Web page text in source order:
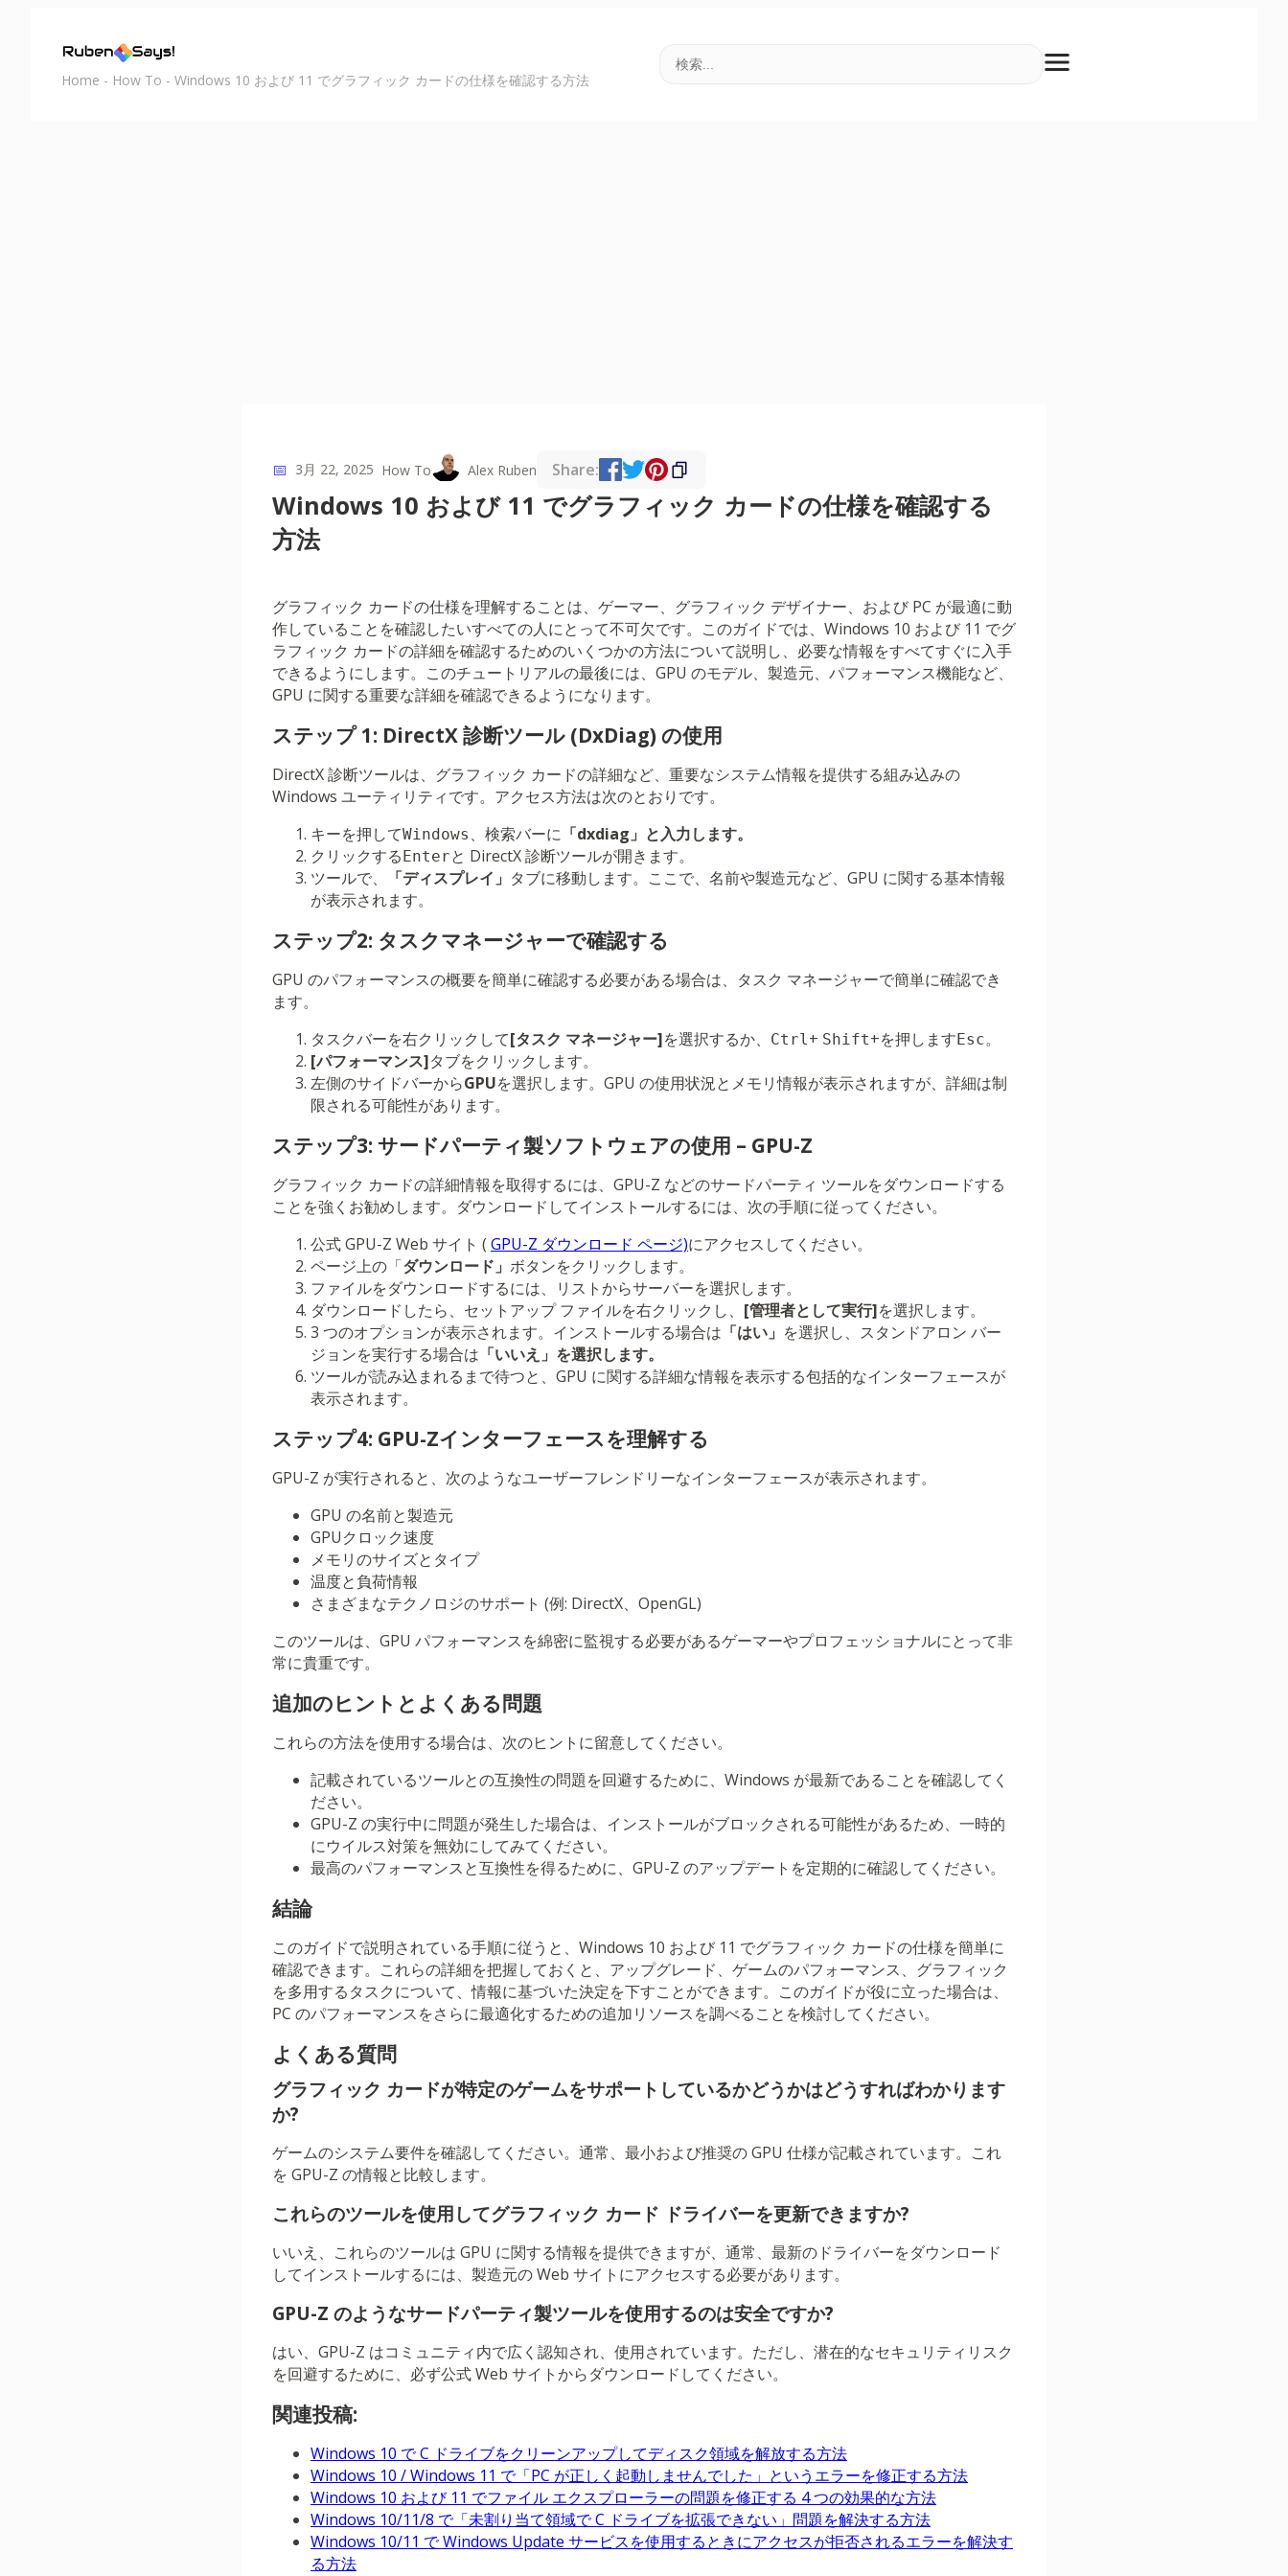
Home - How To - Windows 10 および 11 でグラフィック カードの仕様を確認する方法
📅 3月 22, 2025 How To Alex Ruben Share:
Windows 10 および 11 でグラフィック カードの仕様を確認する
方法
グラフィック カードの仕様を理解することは、ゲーマー、グラフィック デザイナー、および PC が最適に動
作していることを確認したいすべての人にとって不可欠です。このガイドでは、Windows 10 および 11 でグ
ラフィック カードの詳細を確認するためのいくつかの方法について説明し、必要な情報をすべてすぐに入手
できるようにします。このチュートリアルの最後には、GPU のモデル、製造元、パフォーマンス機能など、
GPU に関する重要な詳細を確認できるようになります。
ステップ 1: DirectX 診断ツール (DxDiag) の使用
DirectX 診断ツールは、グラフィック カードの詳細など、重要なシステム情報を提供する組み込みの
Windows ユーティリティです。アクセス方法は次のとおりです。
キーを押してWindows 、検索バーに 「dxdiag」と入力します。
クリックするEnterと DirectX 診断ツールが開きます。
ツールで、
「ディスプレイ」 タブに移動します。ここで、名前や製造元など、GPU に関する基本情報
が表示されます。
ステップ2: タスクマネージャーで確認する
GPU のパフォーマンスの概要を簡単に確認する必要がある場合は、タスク マネージャーで簡単に確認でき
ます。
タスクバーを右クリックして[タスク マネージャー]を選択するか、 Ctrl+ Shift+を押しますEsc。
[パフォーマンス]タブをクリックします。
左側のサイドバーからGPUを選択します。GPU の使用状況とメモリ情報が表示されますが、詳細は制
限される可能性があります。
ステップ3: サードパーティ製ソフトウェアの使用 – GPU-Z
グラフィック カードの詳細情報を取得するには、GPU-Z などのサードパーティ ツールをダウンロードする
ことを強くお勧めします。ダウンロードしてインストールするには、次の手順に従ってください。
公式 GPU-Z Web サイト ( GPU-Z ダウンロード ページ)にアクセスしてください。
ページ上の「ダウンロード」 ボタンをクリックします。
ファイルをダウンロードするには、リストからサーバーを選択します。
ダウンロードしたら、セットアップ ファイルを右クリックし、 [管理者として実行]を選択します。
3 つのオプションが表示されます。インストールする場合は 「はい」 を選択し、スタンドアロン バー
ジョンを実行する場合は 「いいえ」を選択します。
ツールが読み込まれるまで待つと、GPU に関する詳細な情報を表示する包括的なインターフェースが
表示されます。
ステップ4: GPU-Zインターフェースを理解する
GPU-Z が実行されると、次のようなユーザーフレンドリーなインターフェースが表示されます。
GPU の名前と製造元
GPUクロック速度
メモリのサイズとタイプ
温度と負荷情報
さまざまなテクノロジのサポート (例: DirectX、OpenGL)
このツールは、GPU パフォーマンスを綿密に監視する必要があるゲーマーやプロフェッショナルにとって非
常に貴重です。
追加のヒントとよくある問題
これらの方法を使用する場合は、次のヒントに留意してください。
記載されているツールとの互換性の問題を回避するために、Windows が最新であることを確認してく
ださい。
GPU-Z の実行中に問題が発生した場合は、インストールがブロックされる可能性があるため、一時的
にウイルス対策を無効にしてみてください。
最高のパフォーマンスと互換性を得るために、GPU-Z のアップデートを定期的に確認してください。
結論
このガイドで説明されている手順に従うと、Windows 10 および 11 でグラフィック カードの仕様を簡単に
確認できます。これらの詳細を把握しておくと、アップグレード、ゲームのパフォーマンス、グラフィック
を多用するタスクについて、情報に基づいた決定を下すことができます。このガイドが役に立った場合は、
PC のパフォーマンスをさらに最適化するための追加リソースを調べることを検討してください。
よくある質問
グラフィック カードが特定のゲームをサポートしているかどうかはどうすればわかります
か?
ゲームのシステム要件を確認してください。通常、最小および推奨の GPU 仕様が記載されています。これ
を GPU-Z の情報と比較します。
これらのツールを使用してグラフィック カード ドライバーを更新できますか?
いいえ、これらのツールは GPU に関する情報を提供できますが、通常、最新のドライバーをダウンロード
してインストールするには、製造元の Web サイトにアクセスする必要があります。
GPU-Z のようなサードパーティ製ツールを使用するのは安全ですか?
はい、GPU-Z はコミュニティ内で広く認知され、使用されています。ただし、潜在的なセキュリティリスク
を回避するために、必ず公式 Web サイトからダウンロードしてください。
関連投稿:
Windows 10 で C ドライブをクリーンアップしてディスク領域を解放する方法
Windows 10 / Windows 11 で「PC が正しく起動しませんでした」というエラーを修正する方法
Windows 10 および 11 でファイル エクスプローラーの問題を修正する 4 つの効果的な方法
Windows 10/11/8 で「未割り当て領域で C ドライブを拡張できない」問題を解決する方法
Windows 10/11 で Windows Update サービスを使用するときにアクセスが拒否されるエラーを解決す
る方法